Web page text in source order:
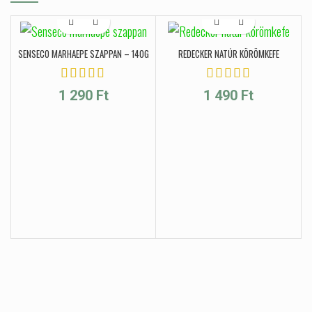
SENSECO MARHAEPE SZAPPAN – 140G
1 290 Ft
REDECKER NATÚR KÖRÖMKEFE
1 490 Ft